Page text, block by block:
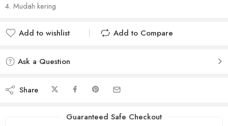
4. Mudah kering
Add to wishlist
Add to Compare
Ask a Question
Share
Guaranteed Safe Checkout